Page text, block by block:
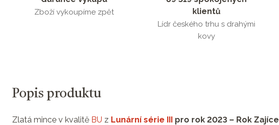
Zboží vykoupíme zpět
klientů
Lídr českého trhu s drahými
kovy
Popis produktu
Zlatá mince v kvalitě BU z Lunární série III pro rok 2023 – Rok Zajíce